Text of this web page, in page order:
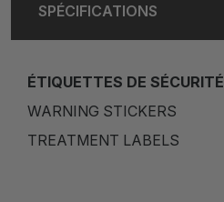
SPÉCIFICATIONS
ÉTIQUETTES DE SÉCURITÉ
WARNING STICKERS
TREATMENT LABELS